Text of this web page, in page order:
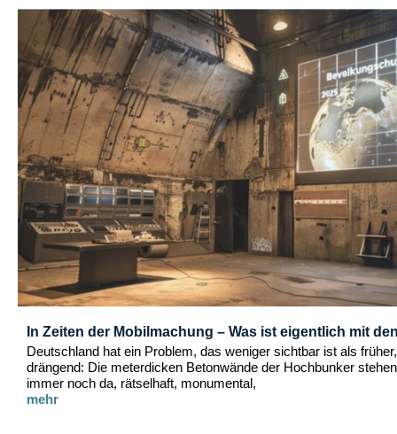
In Zeiten der Mobilmachung – Was ist eigentlich mit
Deutschland hat ein Problem, das weniger sichtbar ist als
drängend: Die meterdicken Betonwände der Hochbunker
immer noch da, rätselhaft, monumental,
mehr